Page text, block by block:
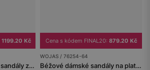
1199.20 Kč
Tmavohnědé dámské sandály ze štípenky
Cena s kódem FINAL20: 879.20 Kč
WOJAS / 76254-64
Béžové dámské sandály na platformě s klínkovým podpatkem